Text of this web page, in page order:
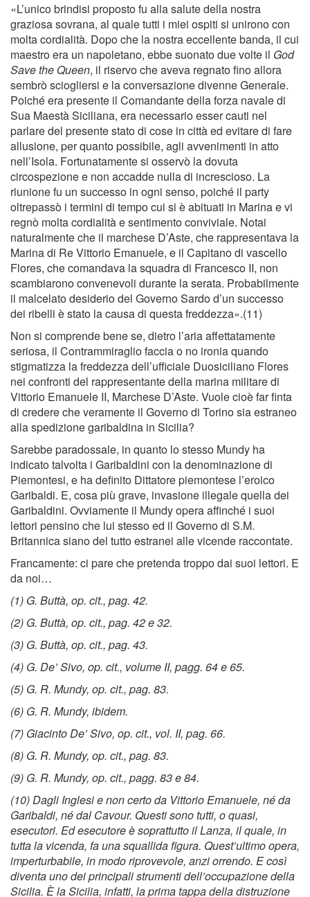
«L’unico brindisi proposto fu alla salute della nostra
graziosa sovrana, al quale tutti i miei ospiti si unirono con
molta cordialità. Dopo che la nostra eccellente banda, il cui
maestro era un napoletano, ebbe suonato due volte il God
Save the Queen, il riservo che aveva regnato ﬁno allora
sembrò sciogliersi e la conversazione divenne Generale.
Poiché era presente il Comandante della forza navale di
Sua Maestà Siciliana, era necessario esser cauti nel
parlare del presente stato di cose in città ed evitare di fare
allusione, per quanto possibile, agli avvenimenti in atto
nell’Isola. Fortunatamente si osservò la dovuta
circospezione e non accadde nulla di increscioso. La
riunione fu un successo in ogni senso, poiché il party
oltrepassò i termini di tempo cui si è abituati in Marina e vi
regnò molta cordialità e sentimento conviviale. Notai
naturalmente che il marchese D’Aste, che rappresentava la
Marina di Re Vittorio Emanuele, e il Capitano di vascello
Flores, che comandava la squadra di Francesco II, non
scambiarono convenevoli durante la serata. Probabilmente
il malcelato desiderio del Governo Sardo d’un successo
dei ribelli è stato la causa di questa freddezza».(11)
Non si comprende bene se, dietro l’aria affettatamente
seriosa, il Contrammiraglio faccia o no ironia quando
stigmatizza la freddezza dell’ufﬁciale Duosiciliano Flores
nei confronti del rappresentante della marina militare di
Vittorio Emanuele II, Marchese D’Aste. Vuole cioè far ﬁnta
di credere che veramente il Governo di Torino sia estraneo
alla spedizione garibaldina in Sicilia?
Sarebbe paradossale, in quanto lo stesso Mundy ha
indicato talvolta i Garibaldini con la denominazione di
Piemontesi, e ha deﬁnito Dittatore piemontese l’eroico
Garibaldi. E, cosa più grave, invasione illegale quella dei
Garibaldini. Ovviamente il Mundy opera afﬁnché i suoi
lettori pensino che lui stesso ed il Governo di S.M.
Britannica siano del tutto estranei alle vicende raccontate.
Francamente: ci pare che pretenda troppo dai suoi lettori. E
da noi…
(1) G. Buttà, op. cit., pag. 42.
(2) G. Buttà, op. cit., pag. 42 e 32.
(3) G. Buttà, op. cit., pag. 43.
(4) G. De’ Sivo, op. cit., volume II, pagg. 64 e 65.
(5) G. R. Mundy, op. cit., pag. 83.
(6) G. R. Mundy, ibidem.
(7) Giacinto De’ Sivo, op. cit., vol. II, pag. 66.
(8) G. R. Mundy, op. cit., pag. 83.
(9) G. R. Mundy, op. cit., pagg. 83 e 84.
(10) Dagli Inglesi e non certo da Vittorio Emanuele, né da
Garibaldi, né dal Cavour. Questi sono tutti, o quasi,
esecutori. Ed esecutore è soprattutto il Lanza, il quale, in
tutta la vicenda, fa una squallida ﬁgura. Quest’ultimo opera,
imperturbabile, in modo riprovevole, anzi orrendo. E così
diventa uno dei principali strumenti dell’occupazione della
Sicilia. È la Sicilia, infatti, la prima tappa della distruzione